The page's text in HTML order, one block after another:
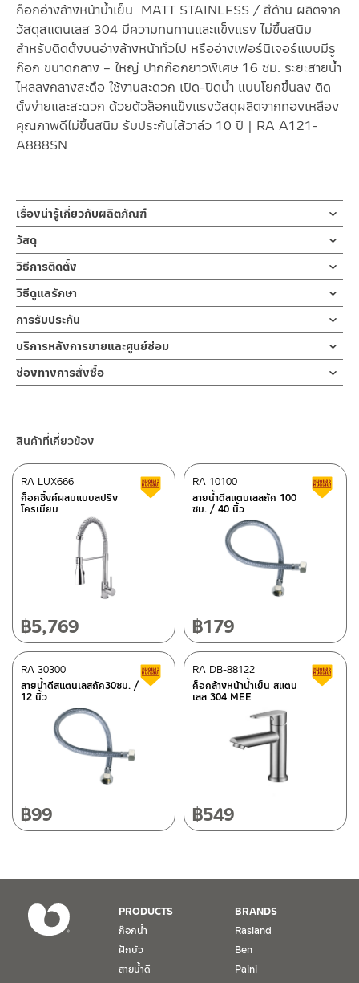
ก๊อกอ่างล้างหน้าน้ำเย็น MATT STAINLESS / สีด้าน ผลิตจาก
วัสดุสแตนเลส 304 มีความทนทานและแข็งแรง ไม่ขึ้นสนิม
สำหรับติดตั้งบนอ่างล้างหน้าทั่วไป หรืออ่างเฟอร์นิเจอร์แบบมีรู
ก๊อก ขนาดกลาง – ใหญ่ ปากก๊อกยาวพิเศษ 16 ซม. ระยะสายน้ำ
ไหลลงกลางสะดือ ใช้งานสะดวก เปิด-ปิดน้ำ แบบโยกขึ้นลง ติด
ตั้งง่ายและสะดวก ด้วยตัวล็อกแข็งแรงวัสดุผลิตจากทองเหลือง
คุณภาพดีไม่ขึ้นสนิม รับประกันไส้วาล์ว 10 ปี | RA A121-
A888SN
เรื่องน่ารู้เกี่ยวกับผลิตภัณฑ์
ก๊อกน้ำ ก๊อกน้ำอ่างล้างหน้า ก๊อกอ่างล้างมือ น้ำเย็น ผลิตจากสแตน
เลส เกรด 304 สี ด้าน ก้านเปิด-ปิดแบบโยก
ตัวล็อกใต้ก๊อกเป็นเกลียวทองเหลืองคุณภาพดี รับประกันวาล์วน้ำไม่
รั่วซึม 10 ปี
ก๊อกน้ำล้างหน้า ก๊อกน้ำล้างมือแบบน้ำเย็น ผลิตจากวัสดุสแตนเลสด้าน มี
ความทนทานและแข็งแรง ไม่ขึ้นสนิม ตัวก๊อกออกแบบให้ปากก๊อกทำ
องศาการปล่อยได้อย่างเหมาะสม สะดวกต่อการชำระล้าง ใช้งานง่ายด้วย
มือจับ เปิด-ปิดน้ำ สะดวกแบบก้านโยก การติดตั้งก็ง่ายด้วยตัวล็อกฐาน
ก๊อกทองเหลืองที่แข็งแรงทนทาน ใช้เพียงมือหมุนล็อค เพื่อเป็นการ
วัสดุ
ตัวก๊อกน้ำ
ผลิตจากสแตนเลส เกรด 304 ทนทานแข็งแรง ต้านการกัดกร่อนสูง และ
ไม่ขึ้นสนิม
ตัวล็อก
ทองเหลืองคุณภาพดี แข็งแรง
วิธีการติดตั้ง
ข้อแนะนำในการติดตั้ง
ฝักบัว และ ชุดสายฉีดชำระ
สำหรับการติดตั้งใหม่ ให้ไล่ฝุ่น เศษทราย เศษท่อ ออกจากท่อน้ำก่อนติด
ตั้งสินค้า โดยปล่อยน้ำให้ไหลออกจากท่อนาน 1 นาที
เพื่อให้แรงน้ำพัดพาเศษละอองต่างๆ ออกจากท่อน้ำ มิเช่นนั้นสิ่งสกปรก
จะเข้าไปภายในสินค้าและสร้างความเสียหายได้
หากตรวจพบเศษละอองต่างๆในสินค้า จะไม่อยู่ในเงื่อนไขการรับประกัน
วิธีดูแลรักษา
คำแนะนำในการดูแลรักษาผลิตภัณฑ์
1. ไม่ทำสินค้าให้เกิดความเสียหายอื่น ๆ นอกจากการใช้งานปกติ เช่นไม่
ทำตก ไม่งัดหรือโยกสินค้าแรงๆ
2. ทำความสะอาดสินค้าโดยการใช้ผ้านุ่มๆชุบน้ำหมาดๆแล้วเช็ดให้แห้ง
3. ห้ามใช้สารเคมีที่มีฤทธิ์เป็นกรด ในการทำความสะอาด เนื่องจากผิว
บนตัวสินค้า ซึ่งจะสร้างความเสียหายให้เกิดขึ้นกับผิวของสินค้าได้
การรับประกัน
รับประกันไส้วาล์วก๊อกน้ำไม่รั่วซึม 10 ปี
บริการหลังการขายและศูนย์ซ่อม
ช่องทางออนไลน์
– Email: contact@charnpaiboon.com
ศูนย์บริการและอะไหล่ กรุงเทพฯ
662/61-62 ถนน พระราม3 แขวงบางโพงพาง เขตยานนาวา กรุงเทพฯ
โทร: 02-358-0080 / 080-075-8668 / 091-545-0556
ศูนย์บริการและอะไหล่ เชียงใหม่
118/33 โครงการอรสิริน ม.8 ต.สันปูเลย อ.ดอยสะเก็ด เชียงใหม่
โทร: 080-075-2626
วันจันทร์ – วันศุกร์ เวลา 8:30-17:30 น.
วันเสาร์ เวลา 8:30-15:00 น.
1. การรับประกัน จะต้องมีหลักฐานการซื้อ หรือ ใบเสร็จ โดยทางบริษัทฯ
ขอตรวจสอบโดยนับวันซื้อขายเป็นสำคัญ ทางบริษัทฯ ไม่สามารถให้
เงื่อนไขการรับประกันสินค้าได้ หากไม่มีเอกสารดังกล่าว
ช่องทางการสั่งซื้อ
– Shopee
–Lazada
–ซื้อสินค้าชิ้นนี้บน Shopee>> คลิกที่นี่<<
–ซื้อสินค้าชิ้นนี้บน Lazada คลิกที่นี่<<
ติดต่อพนักงานขาย / Contact Sales Staff
โทร: 02-285-5795
@charnpaiboon.sales
ติดต่อ ชาญไพบูลย์ / Contact Us
สินค้าที่เกี่ยวข้อง
ก็อกซิ้งค์ผสมแบบสปริง
โครเมียม
RA LUX666 สินค้าลดราคา เคลียร์สต็อก
฿5,769
สายน้ำดีสแตนเลสถัก 100
ซม. / 40 นิ้ว
RA 10100
฿179
สายน้ำดีสแตนเลสถัก30ซม. /
12 นิ้ว
RA 30300 สินค้าลดราคา เคลียร์สต็อก
฿99
ก็อกล้างหน้าน้ำเย็น สแตน
เลส 304 MEE
RA DB-88122
฿549
PRODUCTS
ก๊อกน้ำ
ฝักบัว
สายน้ำดี
BRANDS
Rasland
Ben
Paini